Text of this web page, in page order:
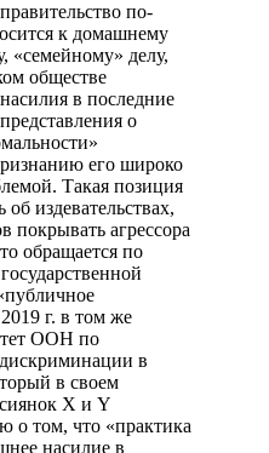
по-
к домашнему
«семейному» делу,
обществе
в последние
о
его широко
Такая позиция
об издевательствах,
покрывать агрессора
обращается по
г. в том же
ООН по
в
в своем
X и Y
о том, что «практика
насилие в